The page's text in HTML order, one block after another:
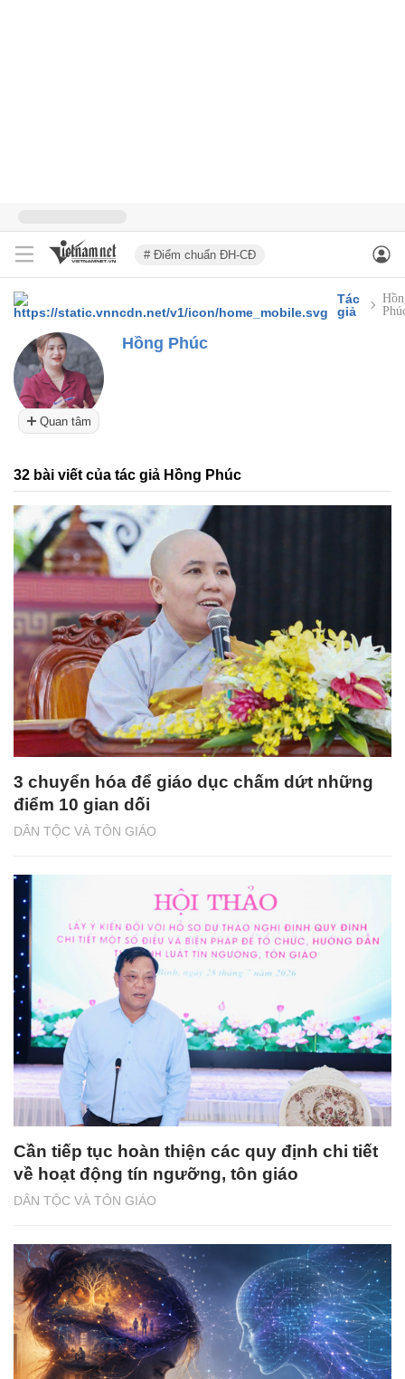
# Điểm chuẩn ĐH-CĐ
Tác
giả
Quan tâm
Hồng Phúc
32 bài viết của tác giả Hồng Phúc
DÂN TỘC VÀ TÔN GIÁO
3 chuyển hóa để giáo dục chấm dứt những
điểm 10 gian dối
DÂN TỘC VÀ TÔN GIÁO
Cần tiếp tục hoàn thiện các quy định chi tiết
về hoạt động tín ngưỡng, tôn giáo